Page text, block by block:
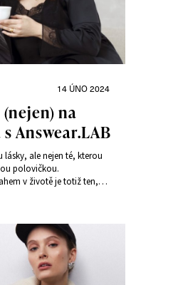
14 ÚNO 2024
na
Answear.LAB
lásky, ale nejen té, kterou
polovičkou.
v životě je totiž ten,